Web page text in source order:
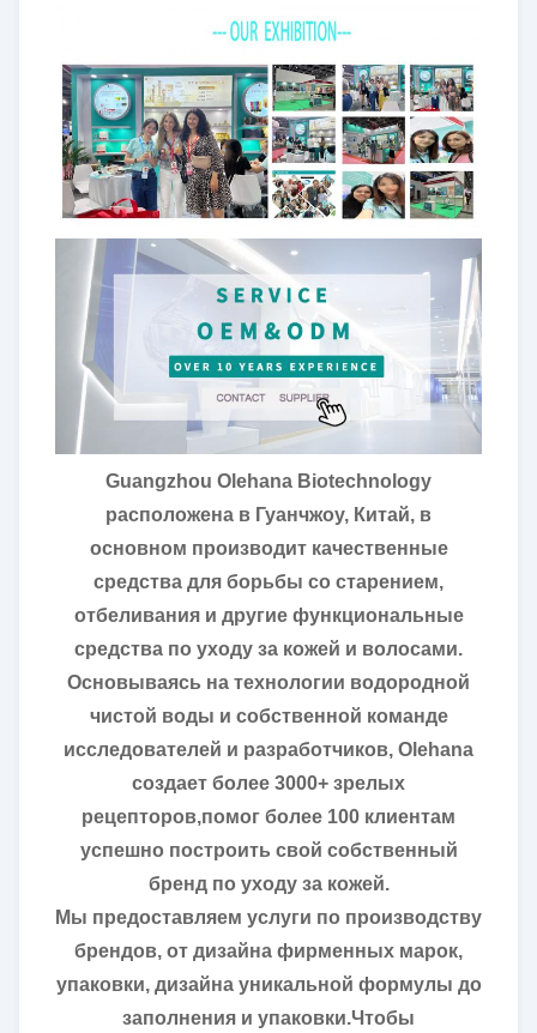
Guangzhou Olehana Biotechnology
расположена в Гуанчжоу, Китай, в
основном производит качественные
средства для борьбы со старением,
отбеливания и другие функциональные
средства по уходу за кожей и волосами.
Основываясь на технологии водородной
чистой воды и собственной команде
исследователей и разработчиков, Olehana
создает более 3000+ зрелых
рецепторов,помог более 100 клиентам
успешно построить свой собственный
бренд по уходу за кожей.
Мы предоставляем услуги по производству
брендов, от дизайна фирменных марок,
упаковки, дизайна уникальной формулы до
заполнения и упаковки.Чтобы